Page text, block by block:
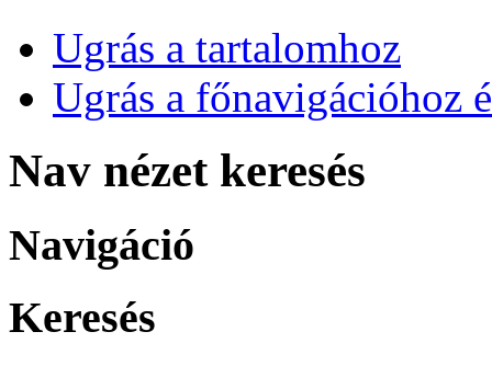
Ugrás a tartalomhoz
Ugrás a főnavigációhoz
Nav nézet keresés
Navigáció
Keresés